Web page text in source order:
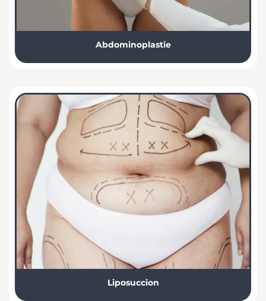
Abdominoplastie
Liposuccion